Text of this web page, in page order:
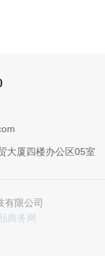
大厦四楼办公区05室
有限公司
商务网